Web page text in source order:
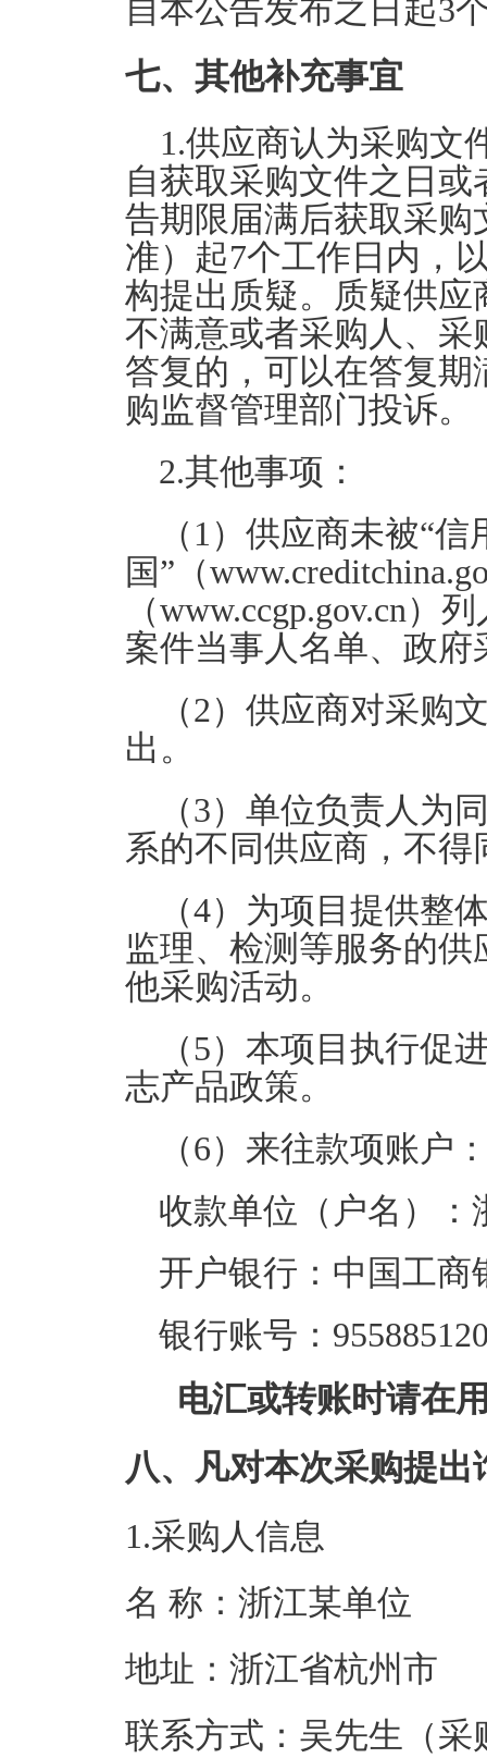
自本公告发布之日起3
七、其他补充事宜
1.供应商认为采购文
自获取采购文件之日
告期限届满后获取采
准）起7个工作日内，
构提出质疑。质疑供
不满意或者采购人、
答复的，可以在答复
购监督管理部门投诉。
2.其他事项：
（1）供应商未被“信
国”（
（www.ccgp.gov.cn）
案件当事人名单、政
（2）供应商对采购
出。
（3）单位负责人为
系的不同供应商，不
（4）为项目提供整
监理、检测等服务的
他采购活动。
（5）本项目执行促
志产品政策。
（6）来往款项账户
收款单位（户名）：
开户银行：中国工商
银行账号：
电汇或转账时请在用
八、凡对本次采购提
1.采购人信息
名 称：浙江某
地址：浙江
联系方式：吴先生（采